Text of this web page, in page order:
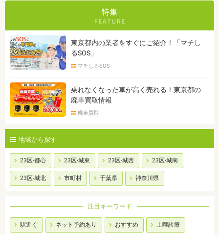
特集
東京都内の業者をすぐにご紹介！「マチし
るSOS」
マチしるSOS
乗れなくなった車が高く売れる！東京都の
廃車買取情報
廃車買取
地域から探す
23区-都心 23区-城東 23区-城西 23区-城南
23区-城北 市町村 千葉県 神奈川県
注目キーワード
駅近く ネット予約あり おすすめ 土曜診療